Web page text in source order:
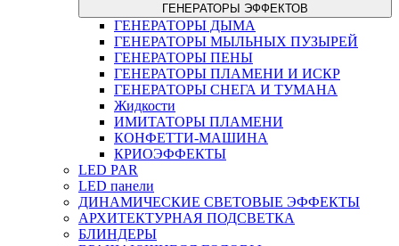
ГЕНЕРАТОРЫ ЭФФЕКТОВ
ГЕНЕРАТОРЫ ДЫМА
ГЕНЕРАТОРЫ МЫЛЬНЫХ ПУЗЫРЕЙ
ГЕНЕРАТОРЫ ПЕНЫ
ГЕНЕРАТОРЫ ПЛАМЕНИ И ИСКР
ГЕНЕРАТОРЫ СНЕГА И ТУМАНА
Жидкости
ИМИТАТОРЫ ПЛАМЕНИ
КОНФЕТТИ-МАШИНА
КРИОЭФФЕКТЫ
LED PAR
LED панели
ДИНАМИЧЕСКИЕ СВЕТОВЫЕ ЭФФЕКТЫ
АРХИТЕКТУРНАЯ ПОДСВЕТКА
БЛИНДЕРЫ